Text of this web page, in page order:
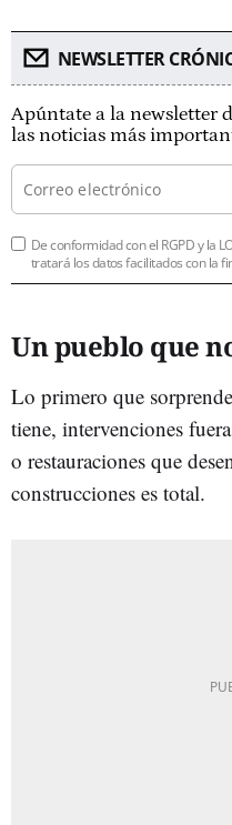
NEWSLETTER
Apúntate a la newsletter
las noticias más
De conformidad con el RGPD y la
tratará los datos facilitados con la
Un pueblo que
Lo primero que
tiene, intervenciones
o restauraciones que
construcciones es total.